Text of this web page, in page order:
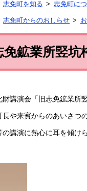
志免町を知る 志免町に
志免町からのおしらせ
鉱業所竪
講演会「旧志免鉱業所
や来賓からのあいさつ
講演に熱心に耳を傾け